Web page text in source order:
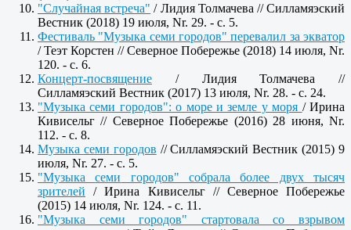
"Случайная встреча" / Лидия Толмачева // Силламяэский
Вестник (2018) 19 июля, Nr. 29. - c. 5.
Фестиваль "Музыка семи городов" перевалил за экватор
/ Теэт Корстен // Северное Побережье (2018) 14 июля, Nr.
120. - с. 6.
Концерт-посвящение / Лидия Толмачева //
Силламяэский Вестник (2017) 13 июля, Nr. 28. - c. 24.
"Музыка семи городов": о море и земле у моря / Ирина
Кивисельг // Северное Побережье (2016) 28 июня, Nr.
112. - c. 8.
Музыка семи городов // Силламяэский Вестник (2015) 9
июля, Nr. 27. - c. 5.
"Музыка семи городов" собрала более двух тысяч
зрителей / Ирина Кивисельг // Северное Побережье
(2015) 14 июля, Nr. 124. - c. 11.
"Музыка семи городов" стартовала со взрывом